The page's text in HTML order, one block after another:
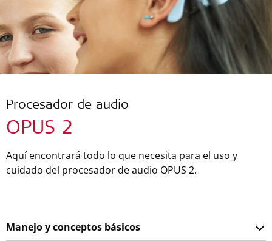
Procesador de audio
OPUS 2
Aquí encontrará todo lo que necesita para el uso y
cuidado del procesador de audio OPUS 2.
Manejo y conceptos básicos